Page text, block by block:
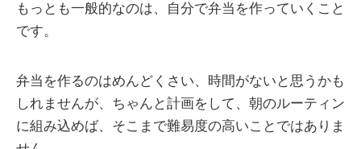
もっとも一般的なのは、自分で弁当を作っていくこと
です。
弁当を作るのはめんどくさい、時間がないと思うかも
しれませんが、ちゃんと計画をして、朝のルーティン
に組み込めば、そこまで難易度の高いことではありま